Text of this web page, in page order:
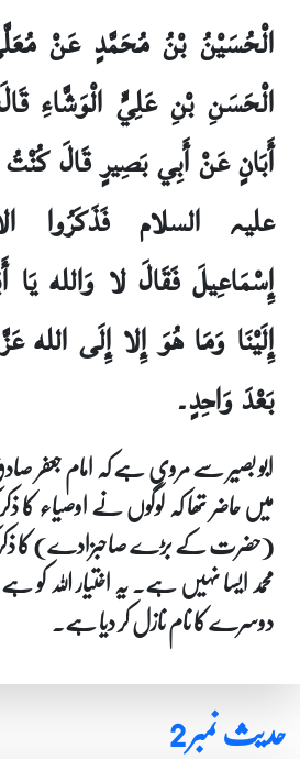
الْحُسَيْنُ بْنُ مُحَمَّدٍ عَنْ
الْحَسَنِ بْنِ عَلِيٍّ الْوَشَّاءِ
أَبَانٍ عَنْ أَبِي بَصِيرٍ قَالَ كُنْتُ
علیہ السلام فَذَكَرُوا
إِسْمَاعِيلَ فَقَالَ لا وَالله
إِلَيْنَا وَمَا هُوَ إِلا إِلَى الله
بَعْدَ وَاحِدٍ۔
ابو بصیر سے مروی ہے کہ امام جعفر
میں حاضر تھا کہ لوگوں نے اوصیاء کا
(حضرت کے بڑے صاحبزادے) کا ذکر
محمد ایسا نہیں ہے۔ یہ اختیار
دوسرے کا نام نازل کر دیا ہے۔
حدیث نمبر 2